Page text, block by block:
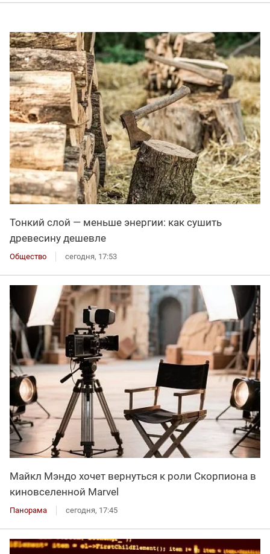
Тонкий слой — меньше энергии: как сушить
древесину дешевле
Общество сегодня, 17:53
Майкл Мэндо хочет вернуться к роли Скорпиона в
киновселенной Marvel
Панорама сегодня, 17:45